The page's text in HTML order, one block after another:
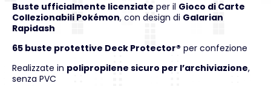
Buste ufficialmente licenziate per il Gioco di Carte
Collezionabili Pokémon, con design di Galarian
Rapidash
65 buste protettive Deck Protector® per confezione
Realizzate in polipropilene sicuro per l’archiviazione,
senza PVC